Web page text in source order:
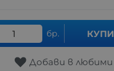
бр. КУПИ
Добави в любими